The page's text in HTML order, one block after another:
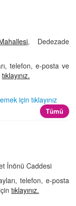
, Dedezade
telefon, e-posta ve
tıklayınız.
için tıklayınız
Tümü
İnönü Caddesi
telefon, e-posta
tıklayınız.